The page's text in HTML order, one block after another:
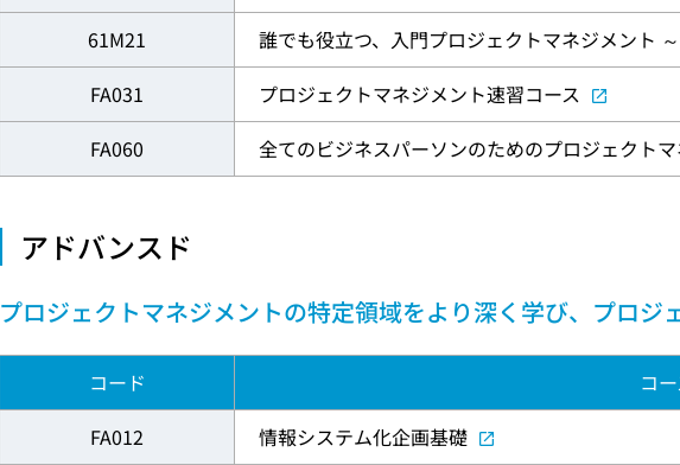
61M21
誰でも役立つ、入門プロジェクトマネジメント
FA031
プロジェクトマネジメント速習コース
FA060
全てのビジネスパーソンのためのプロジェクト
アドバンスド
プロジェクトマネジメントの特定領域をより深く学び、プロ
コード
コ
FA012
情報システム化企画基礎